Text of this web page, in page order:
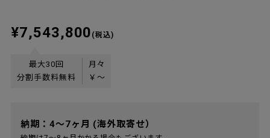
¥7,543,800 (税込)
最大30回
分割手数料無料
月々
￥ 〜
納期：4～7ヶ月 (海外取寄せ）